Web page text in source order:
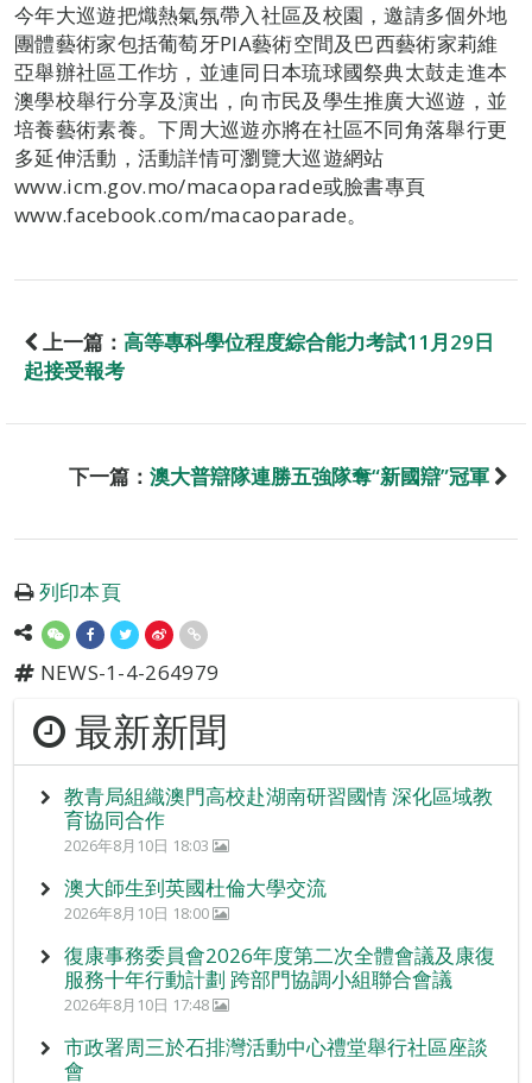
今年大巡遊把熾熱氣氛帶入社區及校園，邀請多個外地
團體藝術家包括葡萄牙PIA藝術空間及巴西藝術家莉維
亞舉辦社區工作坊，並連同日本琉球國祭典太鼓走進本
澳學校舉行分享及演出，向市民及學生推廣大巡遊，並
培養藝術素養。下周大巡遊亦將在社區不同角落舉行更
多延伸活動，活動詳情可瀏覽大巡遊網站
www.icm.gov.mo/macaoparade或臉書專頁
www.facebook.com/macaoparade。
上一篇： 高等專科學位程度綜合能力考試11月29日
起接受報考
下一篇： 澳大普辯隊連勝五強隊奪“新國辯”冠軍
列印本頁
NEWS-1-4-264979
最新新聞
教青局組織澳門高校赴湖南研習國情 深化區域教
育協同合作
2026年8月10日 18:03
澳大師生到英國杜倫大學交流
2026年8月10日 18:00
復康事務委員會2026年度第二次全體會議及康復
服務十年行動計劃 跨部門協調小組聯合會議
2026年8月10日 17:48
市政署周三於石排灣活動中心禮堂舉行社區座談
會